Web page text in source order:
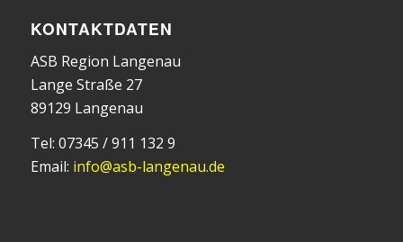
KONTAKTDATEN
ASB Region Langenau
Lange Straße 27
89129 Langenau
Tel: 07345 / 911 132 9
Email: info@asb-langenau.de